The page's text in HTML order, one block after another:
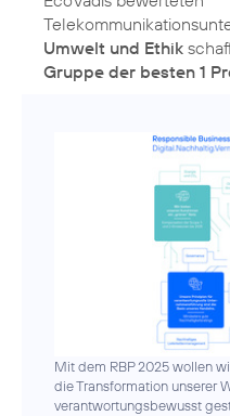
Umwelt und Ethik
Gruppe der besten 1
Mit dem RBP 2025 wollen
die Transformation unserer
verantwortungsbewusst